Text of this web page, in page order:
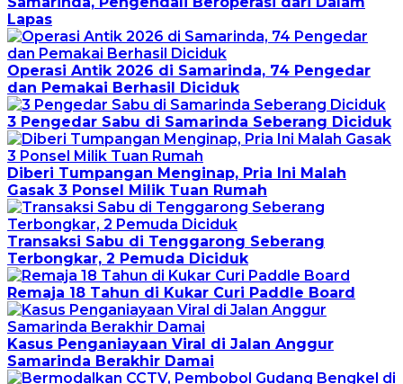
Lapas
Operasi Antik 2026 di Samarinda, 74 Pengedar
dan Pemakai Berhasil Diciduk
3 Pengedar Sabu di Samarinda Seberang Diciduk
Diberi Tumpangan Menginap, Pria Ini Malah
Gasak 3 Ponsel Milik Tuan Rumah
Transaksi Sabu di Tenggarong Seberang
Terbongkar, 2 Pemuda Diciduk
Remaja 18 Tahun di Kukar Curi Paddle Board
Kasus Penganiayaan Viral di Jalan Anggur
Samarinda Berakhir Damai